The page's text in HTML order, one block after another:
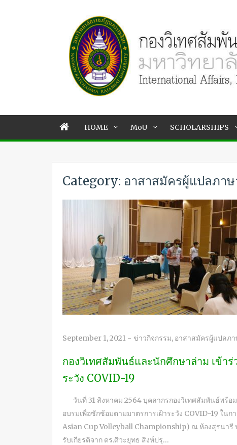
HOME MoU SCHOLARSHIPS
Category: อาสาสมัครผู้แปลภาษ
September 1, 2021 - ข่าวกิจกรรม, อาสาสมัครผู้แปลภา
กองวิเทศสัมพันธ์และนักศึกษาล่าม เข้า
ระวัง COVID-19
วันที่ 31 สิงหาคม 2564 บุคลากรกองวิเทศสัมพันธ์พร้อ
อบรมเพื่อซักซ้อมตามมาตรการเฝ้าระวัง COVID-19 ใน
Asian Cup Volleyball Championship) ณ ห้องสุรนา
รับเกียรติจาก ดร.ศิวะยุทธ สิงห์ปรุ…